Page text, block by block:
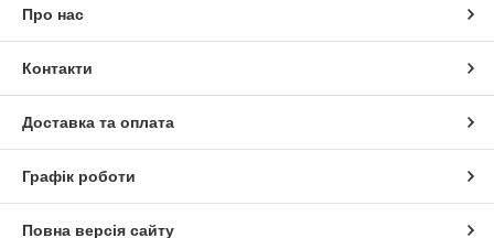
Про нас
Контакти
Доставка та оплата
Графік роботи
Повна версія сайту